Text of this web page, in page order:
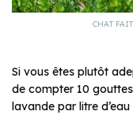
CHAT
Si vous êtes plutôt
de compter 10
lavande par litre